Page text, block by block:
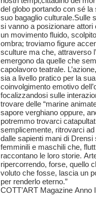
del globo portando con sé
suo bagaglio culturale.Sulle
si vanno a posizionare
un movimento fluido,
ombra; troviamo figure
sculture ma che, attraverso
emergono da quelle che
capolavoro teatrale.
sia a livello pratico per la
coinvolgimento emotivo
focalizzandosi sulle
trovare delle “marine
sapore verghiano oppure,
potremmo trovarci
semplicemente, ritrovarci
dalle sapienti mani di
femminili e maschili che,
raccontano le loro storie.
ripercorrendo, forse, quello
voluto che fosse, lascia un
per renderlo eterno.”
COTT’ART Magazine Anno